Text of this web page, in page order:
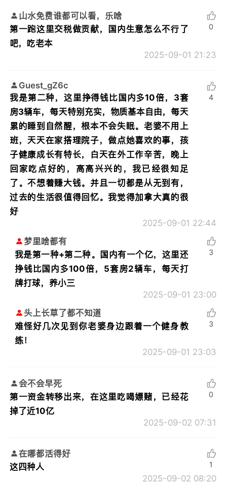
山水免费谁都可以看，乐啥
第一跑这里交税做贡献，国内生意怎么不行了
吧，吃老本
2025-09-01 21:23
0
Guest_gZ6c
我是第二种，这里挣得钱比国内多10倍，3套
房3辆车，每天特别充实，物质基本自由，每天
累的睡到自然醒，根本不会失眠。老婆不用上
班，天天在家搭理院子，做点她喜欢的事，孩
子健康成长有特长，白天在外工作辛苦，晚上
回家吃点好的，高高兴兴的，我已经很知足
了。不想着赚大钱。并且一切都是从无到有，
过去的生活很值得回忆。我觉得加拿大真的很
好
2025-09-01 22:44
4
梦里啥都有
我是第一种+第二种。国内有一个亿，这里还
挣钱比国内多100倍，5套房2辆车，每天打
牌打球，养小三
2025-09-01 23:00
3
头上长草了都不知道
难怪好几次见到你老婆身边跟着一个健身教
练！
2025-09-01 23:03
3
会不会早死
第一资金转移出来，在这里吃喝嫖赌，已经花
掉了近10亿
2025-09-02 07:31
0
在哪都活得好
这四种人
2025-09-02 08:20
1